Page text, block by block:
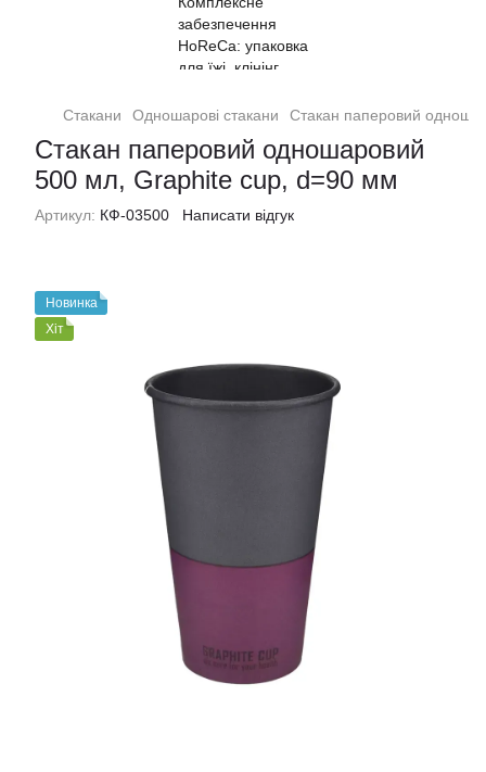
Стакани Одношарові стакани Стакан паперовий
Стакан паперовий одношаровий
500 мл, Graphite cup, d=90 мм
Артикул: КФ-03500 Написати відгук
Новинка
Хіт